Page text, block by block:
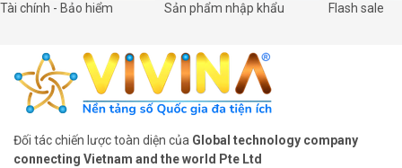
Tài chính - Bảo hiểm Sản phẩm nhập khẩu Flash sale
Đối tác chiến lược toàn diện của Global technology company
connecting Vietnam and the world Pte Ltd